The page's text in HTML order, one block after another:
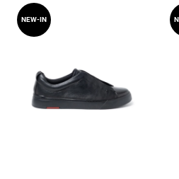
NEW-IN